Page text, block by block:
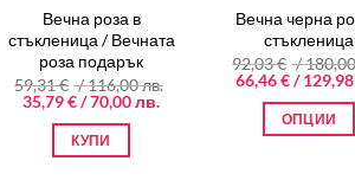
Вечна роза в
стъкленица / Вечната
роза подарък
59,31€ / 116,00 лв.
Original
price
59,31 €
35,79€/ 70,00 лв.
КУПИ
Вечна черна
стъкленица
92,03€ /
Original
price
92,03 €
66,46€/
ОПЦИИ